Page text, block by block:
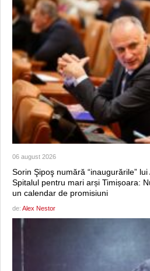
06 august 2026
Sorin Şipoş numără “inaugurările”
Spitalul pentru mari arși Timișoara:
un calendar de promisiuni
de: Alex Nestor